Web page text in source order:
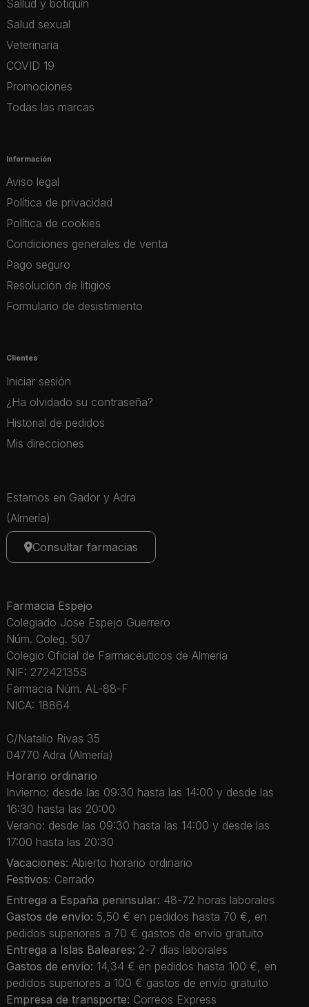
Sallud y botiquín
Salud sexual
Veterinaria
COVID 19
Promociones
Todas las marcas
Información
Aviso legal
Política de privacidad
Política de cookies
Condiciones generales de venta
Pago seguro
Resolución de litigios
Formulario de desistimiento
Clientes
Iniciar sesión
¿Ha olvidado su contraseña?
Historial de pedidos
Mis direcciones
Estamos en Gador y Adra
(Almería)
Consultar farmacias
Farmacia Espejo
Colegiado Jose Espejo Guerrero
Núm. Coleg. 507
Colegio Oficial de Farmacéuticos de Almería
NIF: 27242135S
Farmacia Núm. AL-88-F
NICA: 18864
C/Natalio Rivas 35
04770 Adra (Almería)
Horario ordinario
Invierno: desde las 09:30 hasta las 14:00 y desde las
16:30 hasta las 20:00
Verano: desde las 09:30 hasta las 14:00 y desde las
17:00 hasta las 20:30
Vacaciones: Abierto horario ordinario
Festivos: Cerrado
Entrega a España peninsular: 48-72 horas laborales
Gastos de envío: 5,50 € en pedidos hasta 70 €, en
pedidos superiores a 70 € gastos de envío gratuito
Entrega a Islas Baleares: 2-7 días laborales
Gastos de envío: 14,34 € en pedidos hasta 100 €, en
pedidos superiores a 100 € gastos de envío gratuito
Empresa de transporte: Correos Express